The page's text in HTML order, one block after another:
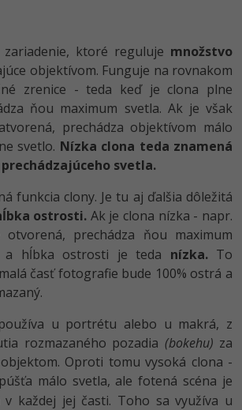
ktoré reguluje množstvo
objektívom. Funguje na rovnakom
zrenice - teda keď je clona plne
ňou maximum svetla. Ak je však
prechádza objektívom málo
svetlo. Nízka clona teda znamená
svetla.
funkcia clony. Je tu aj ďalšia dôležitá
ostrosti. Ak je clona nízka - napr.
prechádza ňou maximum
a hĺbka ostrosti je teda nízka.To
časť fotografie bude 100% ostrá a
u portrétu alebo u makrá, z
rozmazaného pozadia (bokehu) za
Oproti tomu vysoká clona -
málo svetla, ale fotená scéna je
v každej jej časti. Toho sa využíva u